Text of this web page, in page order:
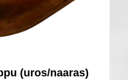
(uros/naaras)